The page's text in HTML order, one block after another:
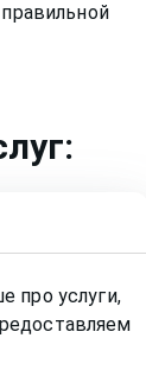
про услуги,